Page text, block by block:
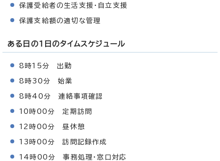
保護受給者の生活支援・自立支援
保護支給額の適切な管理
ある日の1日のタイムスケジュール
8時15分 出勤
8時30分 始業
8時40分 連絡事項確認
10時00分 定期訪問
12時00分 昼休憩
13時00分 訪問記録作成
14時00分 事務処理・窓口対応